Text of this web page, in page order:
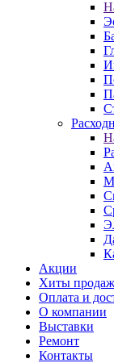
Акции
Хиты продаж
Оплата и
О компании
Выставки
Ремонт
Контакты